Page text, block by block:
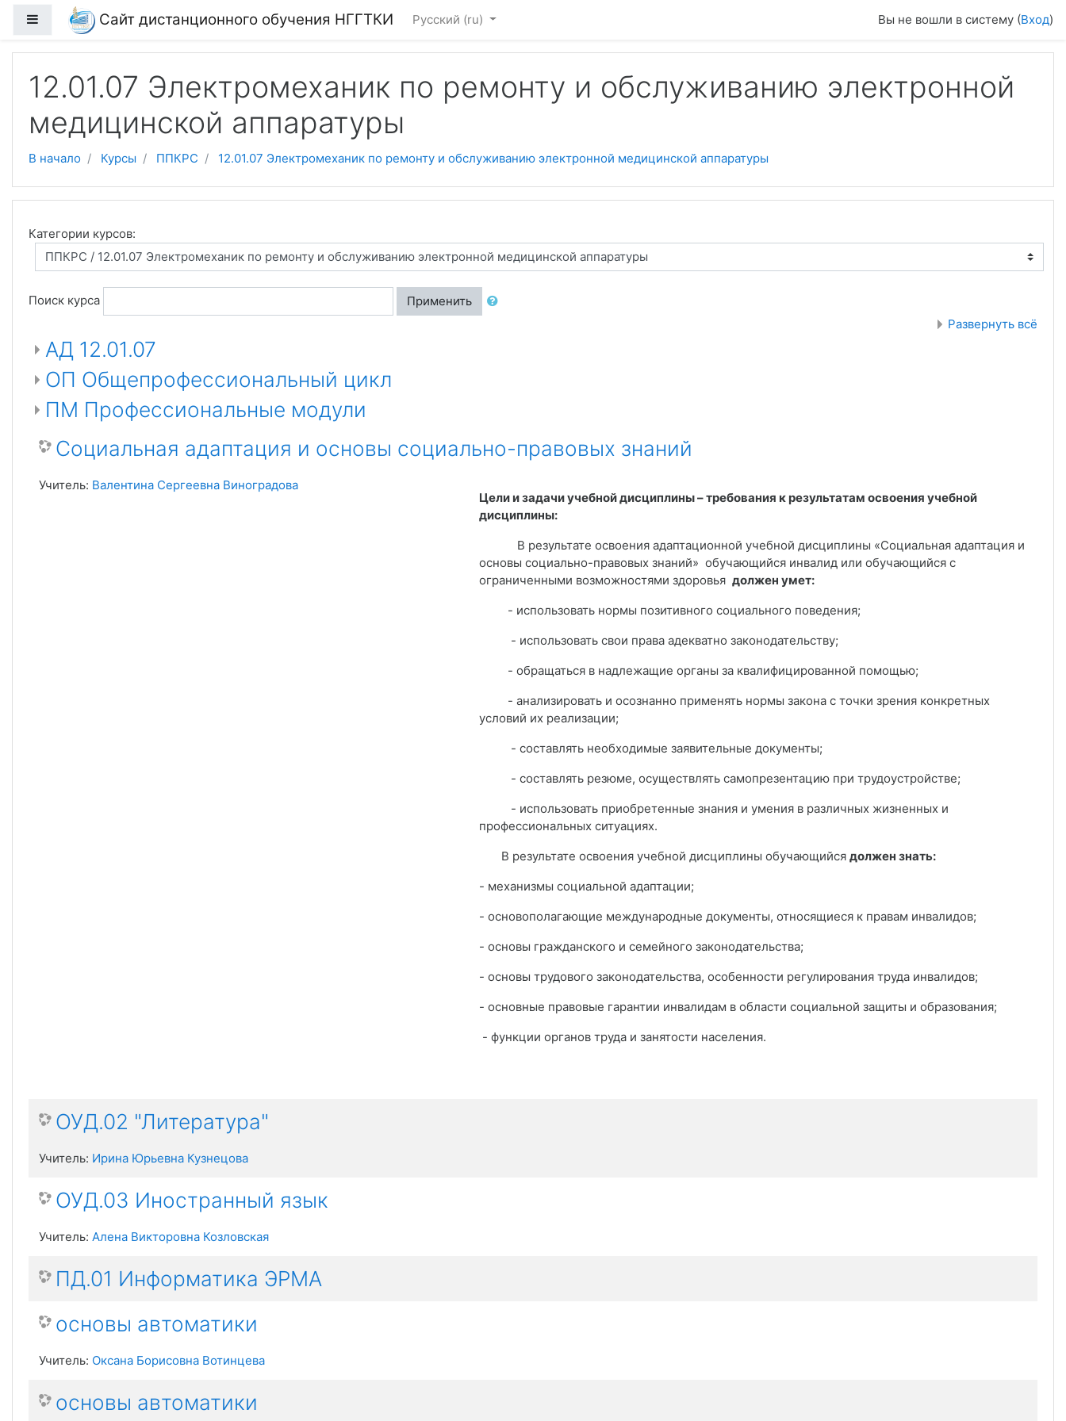
Перейти к основному содержанию
Боковая панельСайт дистанционного обучения НГГТКИ Русский ‎(ru)‎ Вы не вошли в систему (Вход)
12.01.07 Электромеханик по ремонту и обслуживанию электронной
медицинской аппаратуры
В начало Курсы ППКРС 12.01.07 Электромеханик по ремонту и обслуживанию электронной медицинской аппаратуры
Категории курсов:
Поиск курса
Применить
Развернуть всё
АД 12.01.07
ОП Общепрофессиональный цикл
ПМ Профессиональные модули
Социальная адаптация и основы социально-правовых знаний
Цели и задачи учебной дисциплины – требования к результатам освоения учебной
дисциплины:
В результате освоения адаптационной учебной дисциплины «Социальная адаптация и
основы социально-правовых знаний» обучающийся инвалид или обучающийся с
ограниченными возможностями здоровьядолжен умет:
- использовать нормы позитивного социального поведения;
- использовать свои права адекватно законодательству;
- обращаться в надлежащие органы за квалифицированной помощью;
- анализировать и осознанно применять нормы закона с точки зрения конкретных
условий их реализации;
- составлять необходимые заявительные документы;
- составлять резюме, осуществлять самопрезентацию при трудоустройстве;
- использовать приобретенные знания и умения в различных жизненных и
профессиональных ситуациях.
В результате освоения учебной дисциплины обучающийсядолжен знать:
- механизмы социальной адаптации;
- основополагающие международные документы, относящиеся к правам инвалидов;
- основы гражданского и семейного законодательства;
- основы трудового законодательства, особенности регулирования труда инвалидов;
- основные правовые гарантии инвалидам в области социальной защиты и образования;
- функции органов труда и занятости населения.
Учитель: Валентина Сергеевна Виноградова
ОУД.02 "Литература"
Учитель: Ирина Юрьевна Кузнецова
ОУД.03 Иностранный язык
Учитель: Алена Викторовна Козловская
ПД.01 Информатика ЭРМА
основы автоматики
Учитель: Оксана Борисовна Вотинцева
основы автоматики